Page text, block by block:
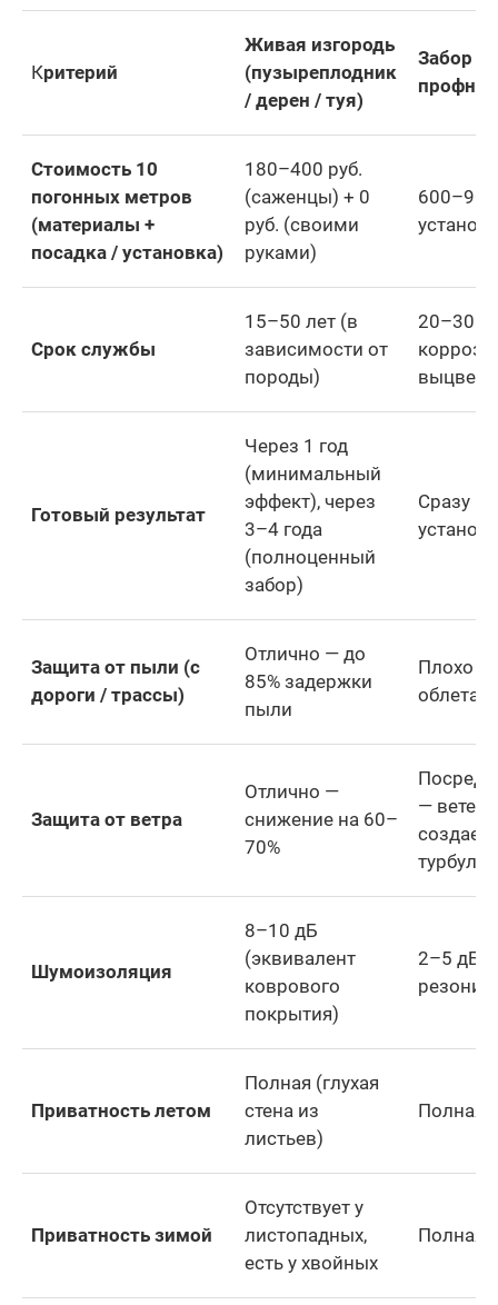
Критерий
Живая изгородь
(пузыреплодник
/ дерен / туя)
Забор из
Стоимость 10
погонных метров
(материалы +
посадка / установка)
180–400 руб.
(саженцы) + 0
руб. (своими
руками)
600–900
Срок службы
15–50 лет (в
зависимости от
породы)
20–30
Готовый результат
Через 1 год
(минимальный
эффект), через
3–4 года
(полноценный
забор)
Сразу
Защита от пыли (с
дороги / трассы)
Отлично — до
85% задержки
пыли
Плохо —
Защита от ветра
Отлично —
снижение на 60–
70%
— ветер
создает
Шумоизоляция
8–10 дБ
(эквивалент
коврового
покрытия)
2–5 дБ
Приватность летом
Полная (глухая
стена из
листьев)
Полная
Приватность зимой
Отсутствует у
листопадных,
есть у хвойных
Полная